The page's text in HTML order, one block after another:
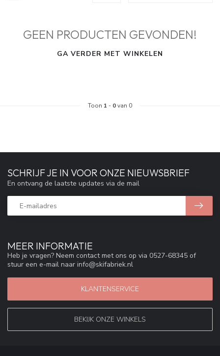
GEEN PRODUCTEN GEVONDEN!
GA VERDER MET WINKELEN
Toon 1 - 0van 0
MEER INFORMATIE
Heb je vragen? Neem contact met ons op via 0527-68345 of
stuur een e-mail naar info@skifabriek.nl
KLANTENSERVICE
BEKIJK ONZE WINKELS
SCHRIJF JE IN VOOR ONZE NIEUWSBRIEF
En ontvang de laatste updates via de mail